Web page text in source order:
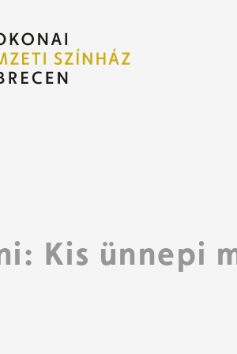
Kis ünnepi